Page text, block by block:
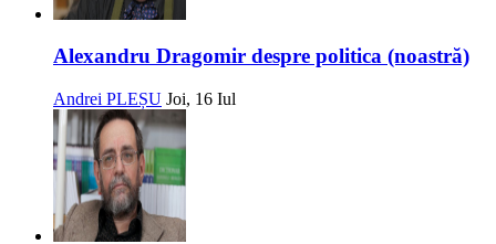
Alexandru Dragomir despre politica (noastră)
Andrei PLEȘU Joi, 16 Iul